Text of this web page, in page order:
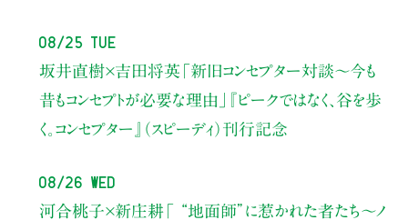
08/25 Tue
坂井直樹×吉田将英「新旧コンセプター対談～今も
昔もコンセプトが必要な理由」
『ピークではなく、谷を歩
く。コンセプター』（スピーディ）刊行記念
08/26 Wed
河合桃子×新庄耕「 “地面師”に惹かれた者たち〜ノ